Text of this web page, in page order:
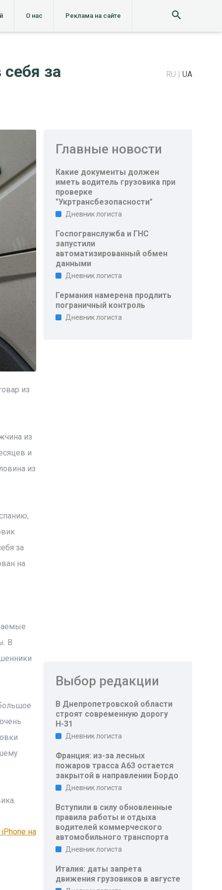
О нас Реклама на сайте
за
RU UA
из
из
и
из
за
на
В
на
Главные новости
Какие документы должен
иметь водитель грузовика при
проверке
"Укртрансбезопасности"
Дневник логиста
Госпогранслужба и ГНС
запустили
автоматизированный обмен
данными
Дневник логиста
Германия намерена продлить
пограничный контроль
Дневник логиста
Выбор редакции
В Днепропетровской области
строят современную дорогу
Н-31
Дневник логиста
Франция: из-за лесных
пожаров трасса A63 остается
закрытой в направлении Бордо
Дневник логиста
Вступили в силу обновленные
правила работы и отдыха
водителей коммерческого
автомобильного транспорта
Дневник логиста
Италия: даты запрета
движения грузовиков в августе